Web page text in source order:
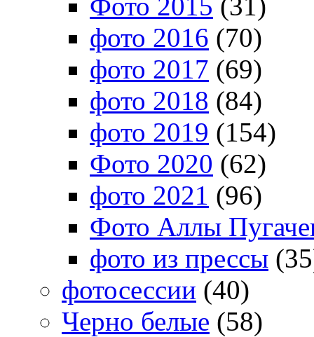
фото 2016 (70)
фото 2017 (69)
фото 2018 (84)
фото 2019 (154)
Фото 2020 (62)
фото 2021 (96)
Фото Аллы
фото из прессы
фотосессии (40)
Черно белые (58)